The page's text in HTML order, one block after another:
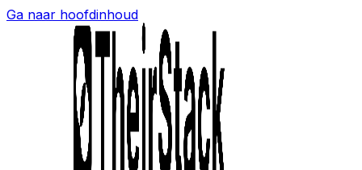
Ga naar hoofdinhoud